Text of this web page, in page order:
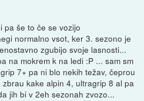
pa še to če se vozijo
normalno vsot, ker 3. sezono je
zgubijo svoje lasnosti...
na mokrem k na ledi :P ... sam sm
7+ pa ni blo nekih težav, čeprou
kake alpin 4, ultragrip 8 al pa
jih bi v 2eh sezonah zvozo...